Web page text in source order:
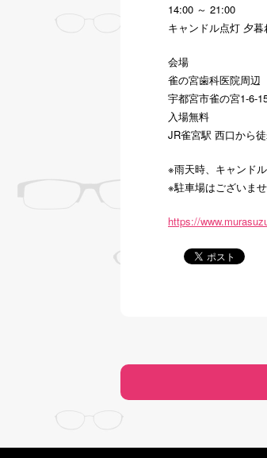
14:00 ～ 21:00
キャンドル点灯 夕暮
会場
雀の宮歯科医院周辺
宇都宮市雀の宮1-6-
入場無料
JR雀宮駅 西口から
※雨天時、キャンド
※駐車場はございま
https://